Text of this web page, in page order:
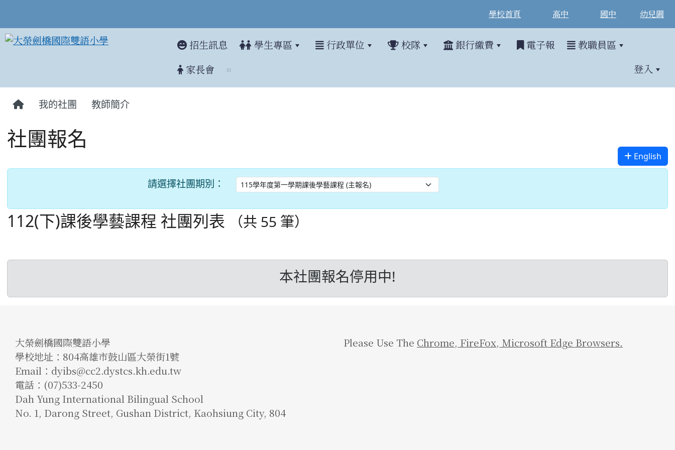
學校首頁 高中 國中 幼兒園
招生訊息 學生專區 行政單位 校隊 銀行繳費 電子報 教職員區
家長會 ::: 登入
我的社團 教師簡介
社團報名
English
請選擇社團期別：
112(下)課後學藝課程 社團列表 （共 55 筆）
本社團報名停用中!
大榮劍橋國際雙語小學
學校地址：804高雄市鼓山區大榮街1號
Email：dyibs@cc2.dystcs.kh.edu.tw
電話：(07)533-2450
Dah Yung International Bilingual School
No. 1, Darong Street, Gushan District, Kaohsiung City, 804
Please Use The Chrome, FireFox, Microsoft Edge Browsers.